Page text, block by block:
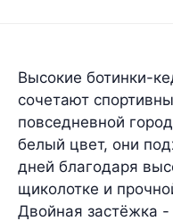
Высокие ботинки-
сочетают
повседневной
белый цвет, они
дней благодаря
щиколотке и
Двойная застёжка